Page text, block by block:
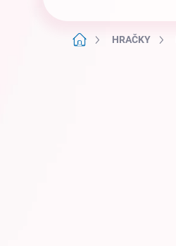
Domů HRAČKY